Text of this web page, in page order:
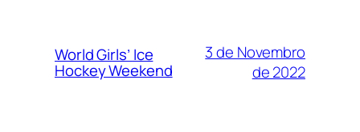
World Girls’ Ice
Hockey Weekend
3 de Novembro
de 2022